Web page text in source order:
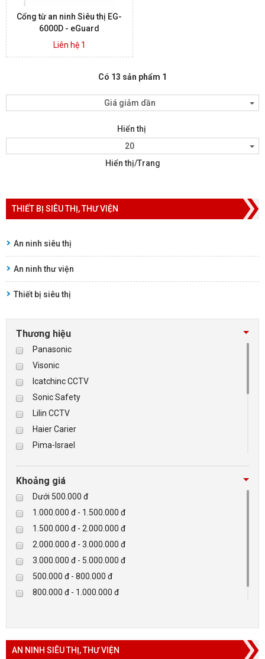
Cổng từ an ninh Siêu thị EG-
6000D - eGuard
Liên hệ 1
Có 13 sản phẩm 1
Giá giảm dần
Hiển thị
20
Hiển thị/Trang
THIẾT BỊ SIÊU THỊ, THƯ VIỆN
An ninh siêu thị
An ninh thư viện
Thiết bị siêu thị
Thương hiệu
Panasonic
Visonic
Icatchinc CCTV
Sonic Safety
Lilin CCTV
Haier Carier
Pima-Israel
Checkpoint
Paradox-Canada
D-max
HIKVISON
Eguard
Khác
Rapiscan
Khoảng giá
Dưới 500.000 đ
1.000.000 đ - 1.500.000 đ
1.500.000 đ - 2.000.000 đ
2.000.000 đ - 3.000.000 đ
3.000.000 đ - 5.000.000 đ
500.000 đ - 800.000 đ
800.000 đ - 1.000.000 đ
AN NINH SIÊU THỊ, THƯ VIỆN